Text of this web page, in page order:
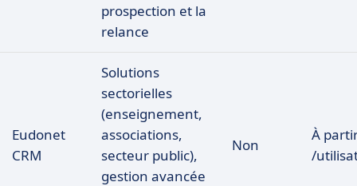
prospection et la
relance
Eudonet
CRM
Solutions
sectorielles
(enseignement,
associations,
secteur public),
gestion avancée
Non
À
/